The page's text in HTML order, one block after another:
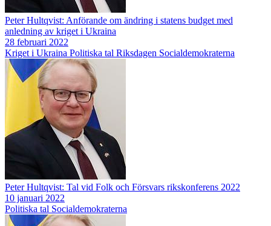
Peter Hultqvist: Anförande om ändring i statens budget med
anledning av kriget i Ukraina
28 februari 2022
Kriget i Ukraina Politiska tal Riksdagen Socialdemokraterna
Peter Hultqvist: Tal vid Folk och Försvars rikskonferens 2022
10 januari 2022
Politiska tal Socialdemokraterna